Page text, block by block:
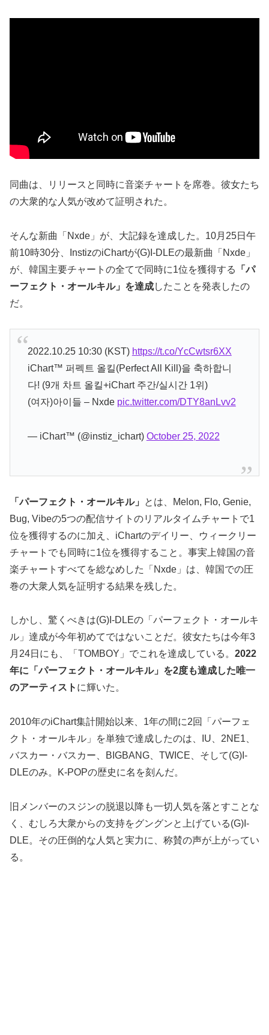
同曲は、リリースと同時に音楽チャートを席巻。彼女たち
の大衆的な人気が改めて証明された。
そんな新曲「Nxde」が、大記録を達成した。10月25日午
前10時30分、InstizのiChartが(G)I-DLEの最新曲「Nxde」
が、韓国主要チャートの全てで同時に1位を獲得する
「パ
ーフェクト・オールキル」を達成したことを発表したの
だ。
2022.10.25 10:30 (KST) https://t.co/YcCwtsr6XX
iChart™ 퍼펙트 올킬(Perfect All Kill)을 축하합니
다! (9개 차트 올킬+iChart 주간/실시간 1위)
(여자)아이들 – Nxde pic.twitter.com/DTY8anLvv2
— iChart™ (@instiz_ichart) October 25, 2022
「パーフェクト・オールキル」
とは、Melon, Flo, Genie,
Bug, Vibeの5つの配信サイトのリアルタイムチャートで1
位を獲得するのに加え、iChartのデイリー、ウィークリー
チャートでも同時に1位を獲得すること。事実上韓国の音
楽チャートすべてを総なめした「Nxde」は、韓国での圧
巻の大衆人気を証明する結果を残した。
しかし、驚くべきは(G)I-DLEの「パーフェクト・オールキ
ル」達成が今年初めてではないことだ。彼女たちは今年3
月24日にも、「TOMBOY」でこれを達成している。 2022
年に「パーフェクト・オールキル」を2度も達成した唯一
のアーティスト に輝いた。
2010年のiChart集計開始以来、1年の間に2回「パーフェ
クト・オールキル」を単独で達成したのは、IU、2NE1、
バスカー・バスカー、BIGBANG、TWICE、そして(G)I-
DLEのみ。K-POPの歴史に名を刻んだ。
旧メンバーのスジンの脱退以降も一切人気を落とすことな
く、むしろ大衆からの支持をグングンと上げている(G)I-
DLE。その圧倒的な人気と実力に、称賛の声が上がってい
る。